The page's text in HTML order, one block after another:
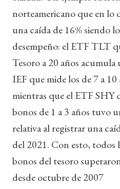
norteamericano que en lo
una caída de 16% siendo
desempeño: el ETF TLT
Tesoro a 20 años acumula
IEF que mide los de 7 a
mientras que el ETF SHY
bonos de 1 a 3 años tuvo
relativa al registrar una
del 2021. Con esto, todos
bonos del tesoro
desde octubre de 2007